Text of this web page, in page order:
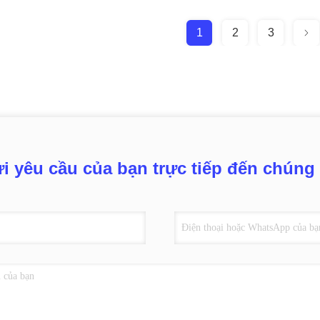
1 2 3
yêu cầu của bạn trực tiếp đến